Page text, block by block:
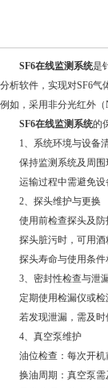
SF6在线监测系统是
分析软件，实现对SF6气
例如，采用非分光红外
SF6在线监测系统的
1、系统环境与设备
保持监测系统及周围
运输过程中需避免设
2、探头维护与更换
使用前检查探头及防
探头脏污时，可用酒精
探头寿命与使用条件
3、密封性检查与泄
定期使用检漏仪或检漏
若发现泄漏，需及时
4、真空泵维护
油位检查：每次开机前
换油周期：真空泵需及